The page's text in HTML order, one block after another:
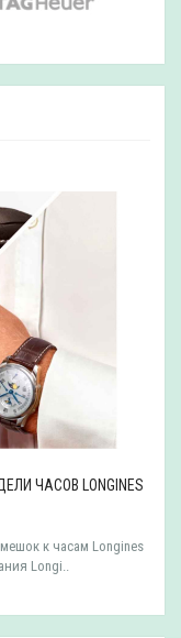
ЧАСОВ LONGINES
к часам Longines
Longi..